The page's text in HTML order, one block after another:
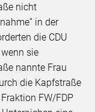
nicht
in der
die CDU
sie
nannte Frau
die Kapfstraße
FW/FDP